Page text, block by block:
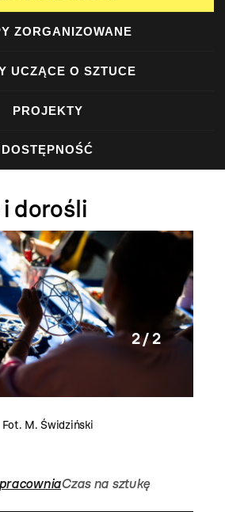
ZORGANIZOWANE
UCZĄCE O SZTUCE
PROJEKTY
DOSTĘPNOŚĆ
i dorośli
2 / 2
Fot. M. Świdziński
Czas na sztukę